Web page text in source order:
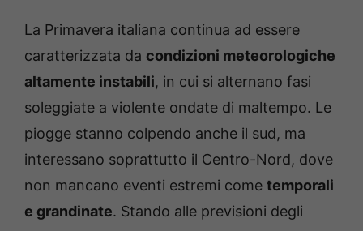
La Primavera italiana continua ad essere
caratterizzata da condizioni meteorologiche
altamente instabili, in cui si alternano fasi
soleggiate a violente ondate di maltempo. Le
piogge stanno colpendo anche il sud, ma
interessano soprattutto il Centro-Nord, dove
non mancano eventi estremi come temporali
e grandinate. Stando alle previsioni degli